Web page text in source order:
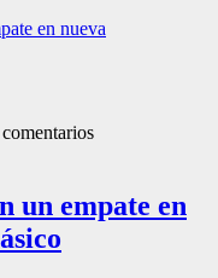
un empate en